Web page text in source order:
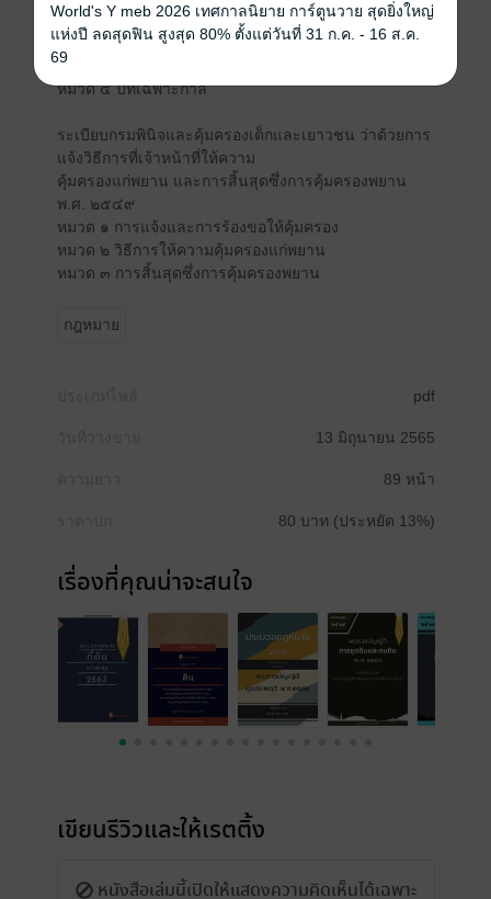
หมวด ๒ คณะกรรมการป้องกันและแก้ไขปัญหาการตั้ง
ครรภ์ในวัยรุ่น
หมวด ๓ บทกำหนดโทษ
หมวด ๔ บทเฉพาะกาล
ระเบียบกรมพินิจและคุ้มครองเด็กและเยาวชน ว่าด้วยการ
แจ้งวิธีการที่เจ้าหน้าที่ให้ความ
คุ้มครองแก่พยาน และการสิ้นสุดซึ่งการคุ้มครองพยาน
พ.ศ. ๒๕๔๙
หมวด ๑ การแจ้งและการร้องขอให้คุ้มครอง
หมวด ๒ วิธีการให้ความคุ้มครองแก่พยาน
หมวด ๓ การสิ้นสุดซึ่งการคุ้มครองพยาน
กฎหมาย
pdf
13 มิถุนายน 2565
89 หน้า
80 บาท (ประหยัด 13%)
เรื่องที่คุณน่าจะสนใจ
เขียนรีวิวและให้เรตติ้ง
หนังสือเล่มนี้เปิดให้แสดงความคิดเห็นได้เฉพาะ
World's Y meb 2026 เทศกาลนิยาย การ์ตูนวาย สุดยิ่งใหญ่
แห่งปี ลดสุดฟิน สูงสุด 80% ตั้งแต่วันที่ 31 ก.ค. - 16 ส.ค.
69